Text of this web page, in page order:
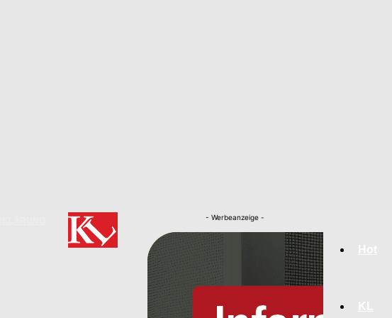
Kaiserslautern
- Werbeanzeige -